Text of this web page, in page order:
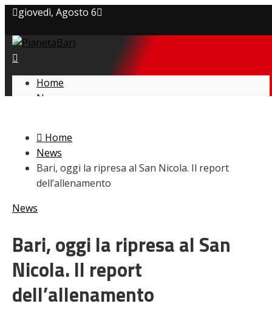
giovedì, Agosto 6
Privacy policy
Cookie Policy
Home
News
L’avversario
Giovanili
Le pagelle
Interviste
Focus
Serie B
Video
Home
News
Bari, oggi la ripresa al San Nicola. Il report
dell’allenamento
News
Bari, oggi la ripresa al San
Nicola. Il report
dell’allenamento